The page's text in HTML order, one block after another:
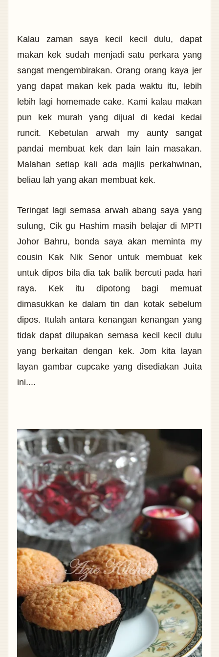
Kalau zaman saya kecil kecil dulu, dapat
makan kek sudah menjadi satu perkara yang
sangat mengembirakan. Orang orang kaya jer
yang dapat makan kek pada waktu itu, lebih
lebih lagi homemade cake. Kami kalau makan
pun kek murah yang dijual di kedai kedai
runcit. Kebetulan arwah my aunty sangat
pandai membuat kek dan lain lain masakan.
Malahan setiap kali ada majlis perkahwinan,
beliau lah yang akan membuat kek.
Teringat lagi semasa arwah abang saya yang
sulung, Cik gu Hashim masih belajar di MPTI
Johor Bahru, bonda saya akan meminta my
cousin Kak Nik Senor untuk membuat kek
untuk dipos bila dia tak balik bercuti pada hari
raya. Kek itu dipotong bagi memuat
dimasukkan ke dalam tin dan kotak sebelum
dipos. Itulah antara kenangan kenangan yang
tidak dapat dilupakan semasa kecil kecil dulu
yang berkaitan dengan kek. Jom kita layan
layan gambar cupcake yang disediakan Juita
ini....